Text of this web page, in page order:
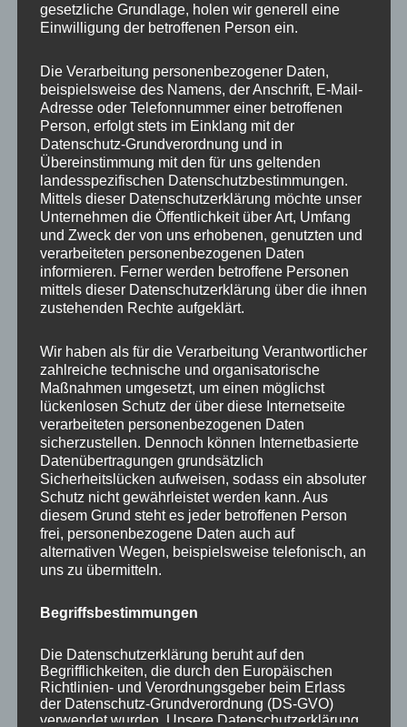
MP Mario Porten
Beratung
Training
Coaching
Impulsvorträge
NEWS ABONNIEREN?
KATEGORIEN
Aktuelle Fakten und Umfragen
Impulse zur persönlichen Reflexion
Naturfoto-Blog
Training und Coaching
gesetzliche Grundlage, holen wir generell eine
Einwilligung der betroffenen Person ein.
Die Verarbeitung personenbezogener Daten,
beispielsweise des Namens, der Anschrift, E-Mail-
Adresse oder Telefonnummer einer betroffenen
Person, erfolgt stets im Einklang mit der
Datenschutz-Grundverordnung und in
Übereinstimmung mit den für uns geltenden
landesspezifischen Datenschutzbestimmungen.
Mittels dieser Datenschutzerklärung möchte unser
Unternehmen die Öffentlichkeit über Art, Umfang
und Zweck der von uns erhobenen, genutzten und
verarbeiteten personenbezogenen Daten
informieren. Ferner werden betroffene Personen
mittels dieser Datenschutzerklärung über die ihnen
zustehenden Rechte aufgeklärt.
Wir haben als für die Verarbeitung Verantwortlicher
zahlreiche technische und organisatorische
Maßnahmen umgesetzt, um einen möglichst
lückenlosen Schutz der über diese Internetseite
verarbeiteten personenbezogenen Daten
sicherzustellen. Dennoch können Internetbasierte
Datenübertragungen grundsätzlich
Sicherheitslücken aufweisen, sodass ein absoluter
Schutz nicht gewährleistet werden kann. Aus
diesem Grund steht es jeder betroffenen Person
frei, personenbezogene Daten auch auf
alternativen Wegen, beispielsweise telefonisch, an
uns zu übermitteln.
Begriffsbestimmungen
Die Datenschutzerklärung beruht auf den
Begrifflichkeiten, die durch den Europäischen
Richtlinien- und Verordnungsgeber beim Erlass
der Datenschutz-Grundverordnung (DS-GVO)
verwendet wurden. Unsere Datenschutzerklärung